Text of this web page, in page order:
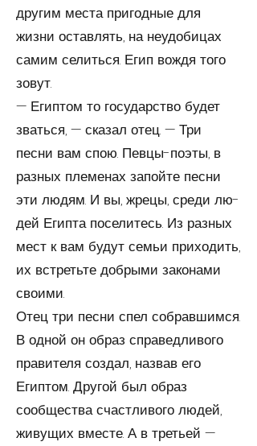
другим места пригодные для
жизни оставлять, на неудобицах
самим селиться. Егип вождя того
зовут.
— Египтом то государство будет
зваться, — сказал отец. — Три
песни вам спою. Певцы-поэты, в
разных пле­менах запойте песни
эти людям. И вы, жрецы, среди лю­
дей Египта поселитесь. Из разных
мест к вам будут семьи приходить,
их встретьте добрыми законами
своими.
Отец три песни спел собравшимся.
В одной он образ справедливого
правителя создал, назвав его
Египтом. Другой был образ
сообщества счастливого людей,
живу­щих вместе. А в третьей —